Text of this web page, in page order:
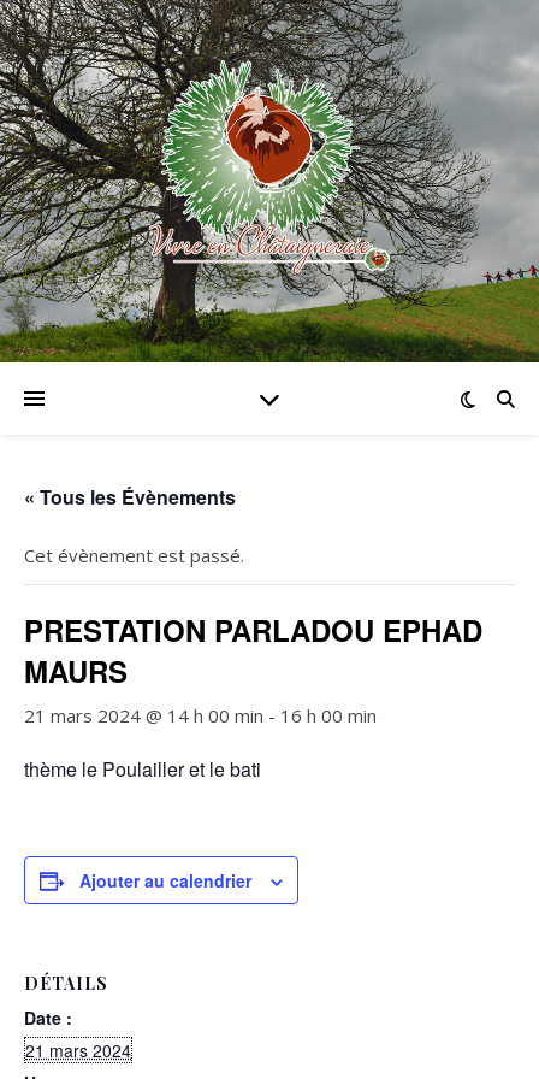
« Tous les Évènements
Cet évènement est passé.
PRESTATION PARLADOU EPHAD
MAURS
21 mars 2024 @ 14 h 00 min - 16 h 00 min
thème le Poulailler et le bati
Ajouter au calendrier
DÉTAILS
Date :
21 mars 2024